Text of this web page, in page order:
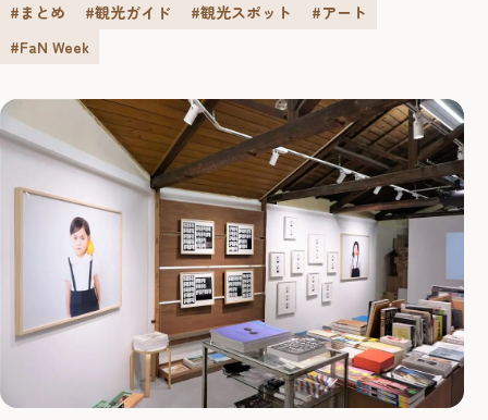
すます活発になっています。一方で、街中を散策すれば、
ファッションやカルチャーをとおして日常的にアートに触
回にわたってお届けする「アー...
#まとめ #観光ガイド #観光スポット
#アート
#FaN Week